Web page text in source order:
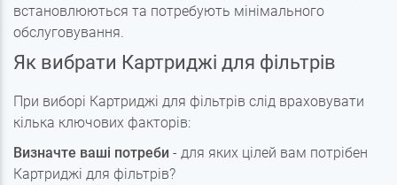
встановлюються та потребують мінімального
обслуговування.
Як вибрати Картриджі для фільтрів
При виборі Картриджі для фільтрів слід враховувати
кілька ключових факторів:
Визначте ваші потреби - для яких цілей вам потрібен
Картриджі для фільтрів?